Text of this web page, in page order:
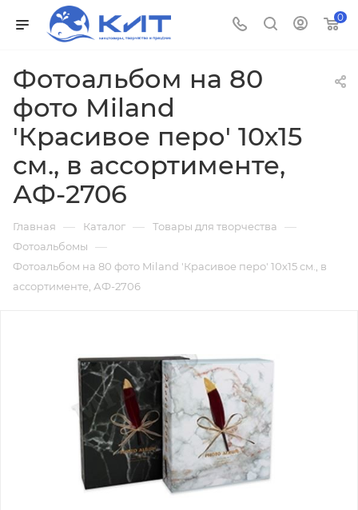
0
Фотоальбом на 80
фото Miland
'Красивое перо' 10х15
см., в ассортименте,
АФ-2706
Главная — Каталог — Товары для творчества —
Фотоальбомы —
Фотоальбом на 80 фото Miland 'Красивое перо' 10х15 см., в
ассортименте, АФ-2706